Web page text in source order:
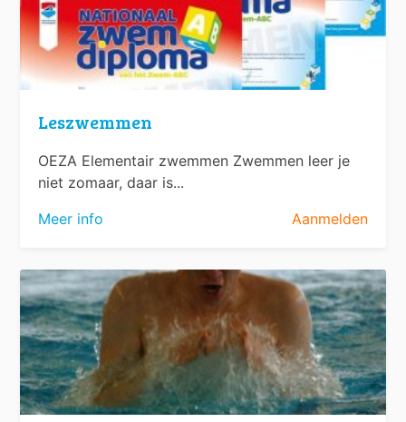
Leszwemmen
OEZA Elementair zwemmen Zwemmen leer je
niet zomaar, daar is...
Meer info
Aanmelden